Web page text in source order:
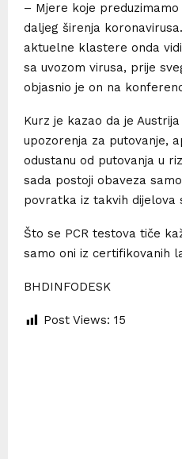
– Mjere koje
daljeg širenja
aktuelne klastere onda
sa uvozom virusa, prije
objasnio je on na
Kurz je kazao da je
upozorenja za putovanje,
odustanu od putovanja u
sada postoji obaveza
povratka iz takvih dijelova
Što se PCR testova tiče
samo oni iz certifikovanih
BHDINFODESK
Post Views: 15